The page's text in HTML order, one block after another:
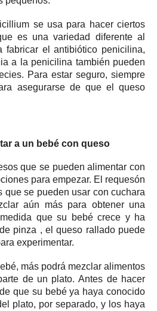
se usa para hacer ciertos
es una variedad diferente al
fabricar el antibiótico penicilina,
a la penicilina también pueden
Para estar seguro, siempre
asegurarse de que el queso
a un bebé con queso
que se pueden alimentar con
para empezar. El requesón
que se pueden usar con cuchara
aún más para obtener una
que su bebé crece y ha
pinza , el queso rallado puede
experimentar.
más podrá mezclar alimentos
de un plato.Antes de hacer
que su bebé ya haya conocido
plato, por separado, y los haya